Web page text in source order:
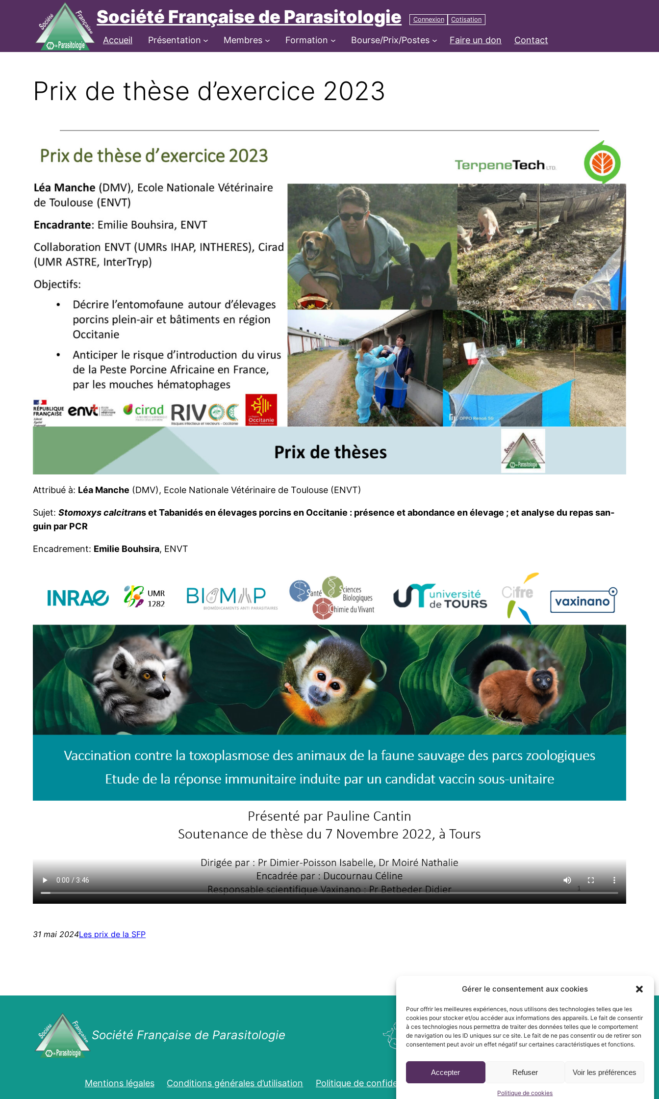
Gérer le consentement aux cookies
Pour offrir les meilleures expériences, nous utilisons des technologies telles que les
cookies pour stocker et/ou accéder aux informations des appareils. Le fait de consentir
à ces technologies nous permettra de traiter des données telles que le comportement
de navigation ou les ID uniques sur ce site. Le fait de ne pas consentir ou de retirer son
consentement peut avoir un effet négatif sur certaines caractéristiques et fonctions.
Accepter Refuser Voir les préférences
Politique de cookies
Société Française de Parasitologie Connexion Cotisation
Accueil Présentation Membres Formation Bourse/Prix/Postes Faire un don Contact
Connexion
Prix de thèse d’exercice 2023
Attribué à: Léa Manche (DMV), Ecole Nationale Vétérinaire de Toulouse (ENVT)
Sujet:Stomoxys cal­ci­trans et Tabanidés en éle­vages por­cins en Occitanie : pré­sence et abon­dance en éle­vage ; et ana­lyse du repas san­
guin par PCR
Encadrement: Emilie Bouhsira, ENVT
31 mai 2024Les prix de la SFP
Société Française de Parasitologie
Mentions légales Conditions générales d’utilisation Politique de confidentialité Politique de cookies